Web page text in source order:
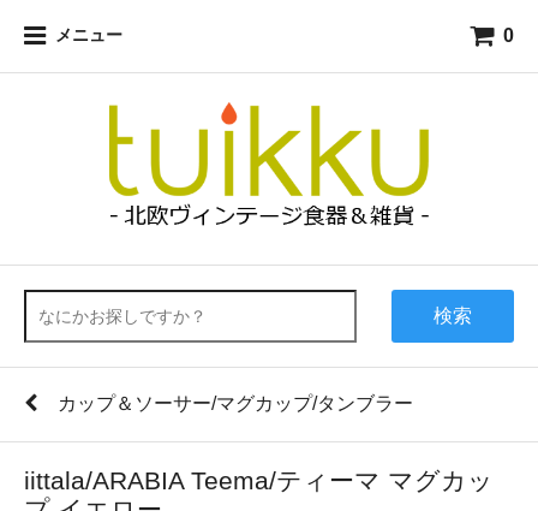
メニュー 0
検索
カップ＆ソーサー/マグカップ/タンブラー
iittala/ARABIA Teema/ティーマ マグカッ